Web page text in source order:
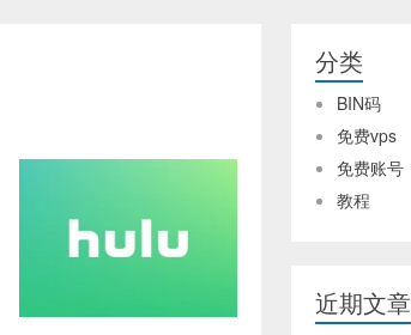
分类
BIN码
免费vps
免费账号
教程
近期文章